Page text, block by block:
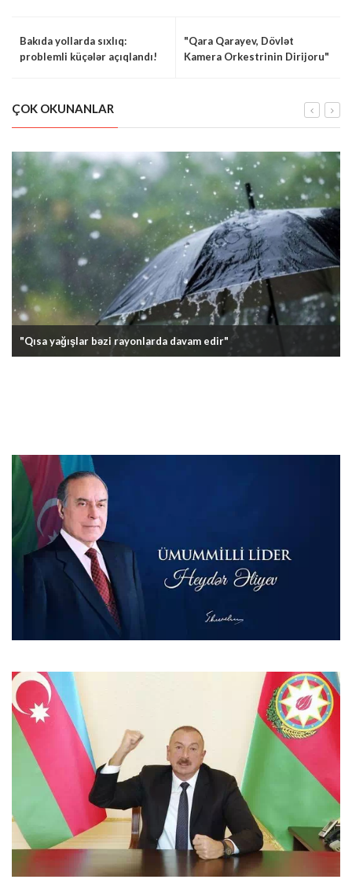
Bakıda yollarda sıxlıq:
problemli küçələr açıqlandı!
"Qara Qarayev, Dövlət
Kamera Orkestrinin Dirijoru"
ÇOK OKUNANLAR
"Qısa yağışlar bəzi rayonlarda davam edir"